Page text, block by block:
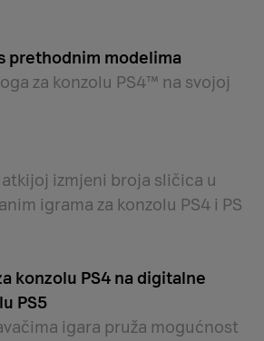
prethodnim modelima
za konzolu PS4™ na svojoj
izmjeni broja sličica u
igrama za konzolu PS4 i PS
konzolu PS4 na digitalne
PS5
igara pruža mogućnost